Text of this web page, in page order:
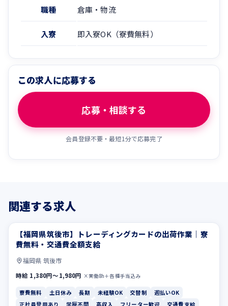
職種 倉庫・物流
入寮 即入寮OK（寮費無料）
この求人に応募する
応募・相談する
会員登録不要・最短1分で応募完了
関連する求人
寮費無料 土日休み
【福岡県筑後市】トレーディングカードの出荷作業｜寮
費無料・交通費全額支給
福岡県 筑後市
時給 1,380円〜1,980円 ×実働8h＋各種手当込み
寮費無料 土日休み 長期 未経験OK 交替制
週払いOK
正社員登用あり
学歴不問 高収入 フリーター歓迎
交通費支給